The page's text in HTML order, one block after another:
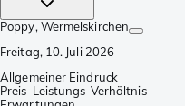
Poppy, Wermelskirchen
Freitag, 10. Juli 2026
Allgemeiner Eindruck
Preis-Leistungs-Verhältnis